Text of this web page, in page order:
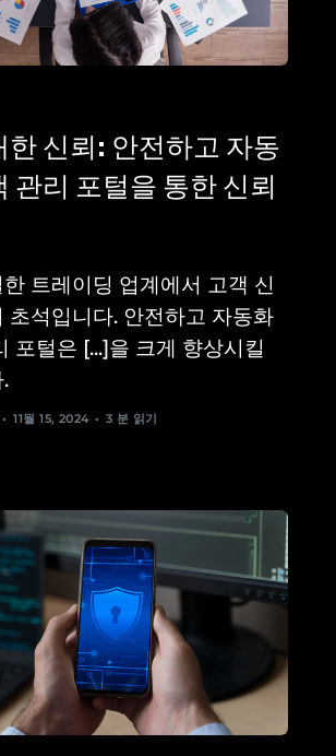
한 신뢰: 안전하고 자동
관리 포털을 통한 신뢰
트레이딩 업계에서 고객 신
초석입니다. 안전하고 자동화
포털은 [...]을 크게 향상시킬
11월 15, 2024 3 분 읽기